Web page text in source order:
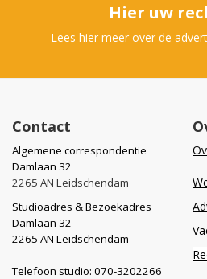
Hier uw
Lees hier meer over de
Contact
Algemene correspondentie
Damlaan 32
2265 AN Leidschendam
Studioadres & Bezoekadres
Damlaan 32
2265 AN Leidschendam
Telefoon studio: 070-3202266